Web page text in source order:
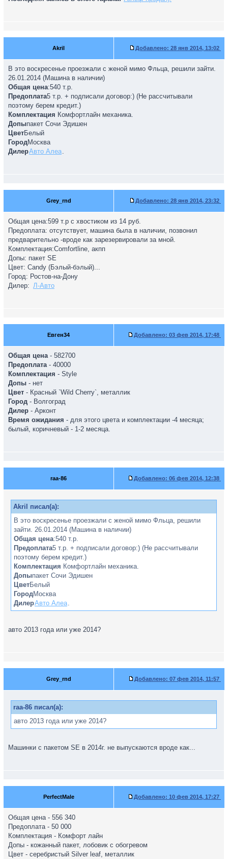
Akril Добавлено: 28 янв 2014, 13:02
В это воскресенье проезжали с женой мимо Фльца, решили зайти.
26.01.2014 (Машина в наличии)
Общая цена:540 т.р.
Предоплата5 т.р. + подписали договор:) (Не рассчитывали
поэтому берем кредит.)
Комплектация Комфортлайн механика.
Допыпакет Сочи Эдишен
ЦветБелый
ГородМосква
ДилерАвто Алеа.
Grey_rnd Добавлено: 28 янв 2014, 23:32
Общая цена:599 т.р с хвостиком из 14 руб.
Предоплата: отсутствует, машина была в наличии, позвонил
предварительно -вроде как зарезервировали за мной.
Комплектация:Comfortline, акпп
Допы: пакет SE
Цвет: Candy (Бэлый-бэлый)...
Город: Ростов-на-Дону
Дилер: Л-Авто
Евген34 Добавлено: 03 фев 2014, 17:48
Общая цена- 582700
Предоплата - 40000
Комплектация - Style
Допы - нет
Цвет - Красный `Wild Cherry`, металлик
Город - Волгоград
Дилер - Арконт
Время ожидания - для этого цвета и комплектации -4 месяца;
былый, коричневый - 1-2 месяца.
raa-86 Добавлено: 06 фев 2014, 12:38
Akril писал(а):
В это воскресенье проезжали с женой мимо Фльца, решили
зайти. 26.01.2014 (Машина в наличии)
Общая цена:540 т.р.
Предоплата5 т.р. + подписали договор:) (Не рассчитывали
поэтому берем кредит.)
Комплектация Комфортлайн механика.
Допыпакет Сочи Эдишен
ЦветБелый
ГородМосква
ДилерАвто Алеа.
авто 2013 года или уже 2014?
Grey_rnd Добавлено: 07 фев 2014, 11:57
raa-86 писал(а):
авто 2013 года или уже 2014?
Машинки с пакетом SE в 2014г. не выпускаются вроде как...
PerfectMale Добавлено: 10 фев 2014, 17:27
Общая цена - 556 340
Предоплата - 50 000
Комплектация - Комфорт лайн
Допы - кожанный пакет, лобовик с обогревом
Цвет - серебристый Silver leaf, металлик